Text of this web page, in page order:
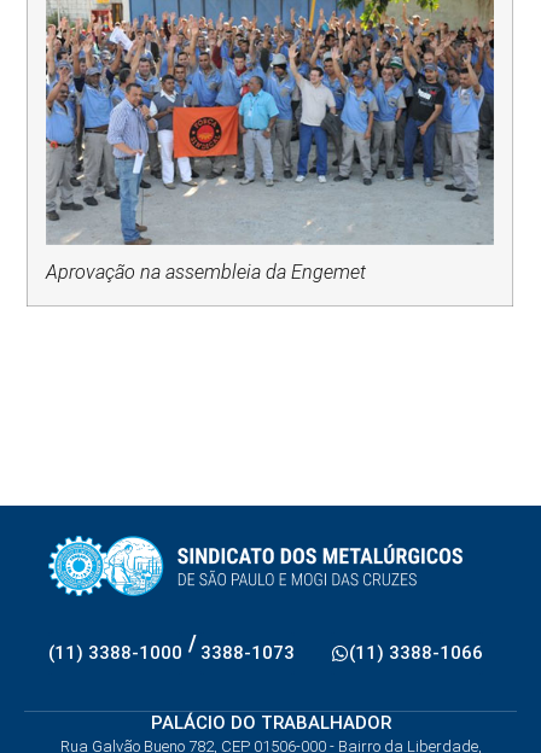
Aprovação na assembleia da Engemet
(11) 3388-1000 / 3388-1073 (11) 3388-1066
PALÁCIO DO TRABALHADOR
Rua Galvão Bueno 782, CEP 01506-000 - Bairro da Liberdade,